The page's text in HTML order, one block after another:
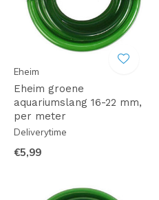
Eheim
Eheim groene
aquariumslang 16-22 mm,
per meter
Deliverytime
€5,99